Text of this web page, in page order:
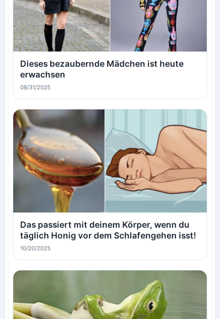
Dieses bezaubernde Mädchen ist heute
erwachsen
08/31/2025
Das passiert mit deinem Körper, wenn du
täglich Honig vor dem Schlafengehen isst!
10/20/2025